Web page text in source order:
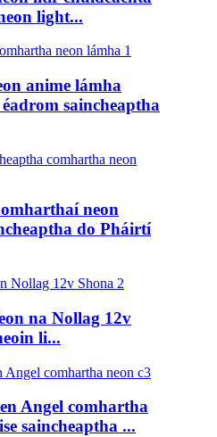
light...
anime lámha
saincheaptha
neon
do Pháirtí
na Nollag 12v
li...
Angel comhartha
saincheaptha ...